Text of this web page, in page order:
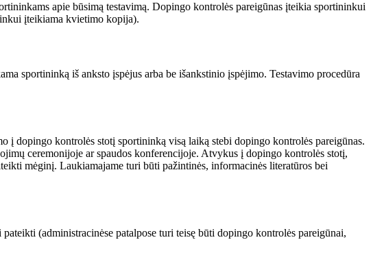
apie būsimą testavimą. Dopingo kontrolės pareigūnas įteikia sportininkui
įteikiama kvietimo kopija).
sportininką iš anksto įspėjus arba be išankstinio įspėjimo. Testavimo procedūra
kontrolės stotį sportininką visą laiką stebi dopingo kontrolės pareigūnas.
ceremonijoje ar spaudos konferencijoje. Atvykus į dopingo kontrolės stotį,
mėginį. Laukiamajame turi būti pažintinės, informacinės literatūros bei
(administracinėse patalpose turi teisę būti dopingo kontrolės pareigūnai,